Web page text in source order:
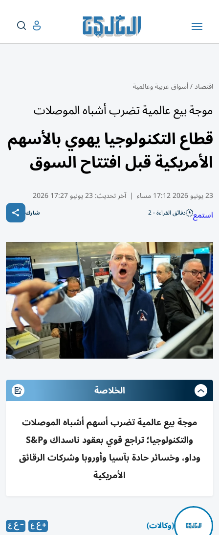
اقتصاد/أسواق عربية وعالمية
موجة بيع عالمية تضرب أشباه الموصلات
قطاع التكنولوجيا يهوي بالأسهم
الأمريكية قبل افتتاح السوق
23 يونيو 2026 17:12 مساء | آخر تحديث: 23 يونيو 17:27 2026
استمع دقائق القراءة - 2 شارك
الخلاصة
موجة بيع عالمية تضرب أسهم أشباه الموصلات
والتكنولوجيا؛ تراجع قوي بعقود ناسداك وS&P
وداو، وخسائر حادة بآسيا وأوروبا وشركات الرقائق
الأمريكية
(وكالات)